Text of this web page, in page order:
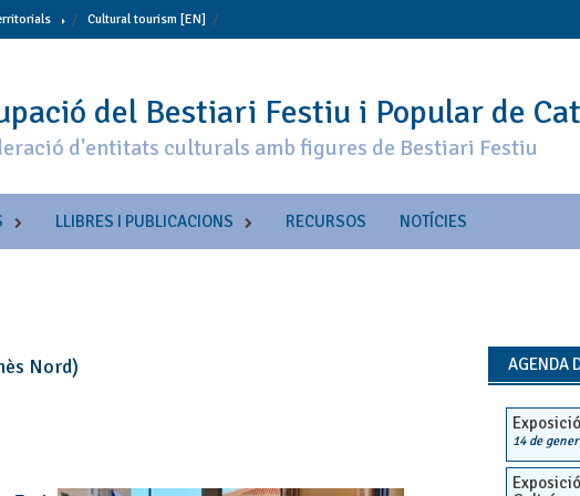
Cultural tourism [EN]
del Bestiari Festiu i Popular de
d'entitats culturals amb figures de Bestiari Festiu
LLIBRES I PUBLICACIONS RECURSOS NOTÍCIES
Nord) AGENDA
14 de